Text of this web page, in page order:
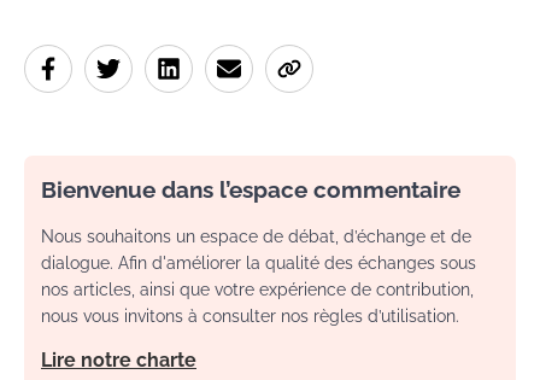
Bienvenue dans l’espace commentaire
Nous souhaitons un espace de débat, d’échange et de
dialogue. Afin d'améliorer la qualité des échanges sous
nos articles, ainsi que votre expérience de contribution,
nous vous invitons à consulter nos règles d’utilisation.
Lire notre charte